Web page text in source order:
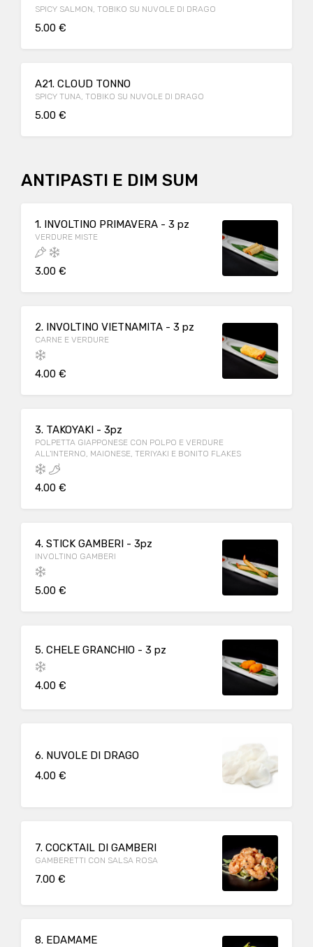
SPICY SALMON, TOBIKO SU NUVOLE DI DRAGO
5.00 €
A21. CLOUD TONNO
SPICY TUNA, TOBIKO SU NUVOLE DI DRAGO
5.00 €
ANTIPASTI E DIM SUM
1. INVOLTINO PRIMAVERA - 3 pz
VERDURE MISTE
3.00 €
2. INVOLTINO VIETNAMITA - 3 pz
CARNE E VERDURE
4.00 €
3. TAKOYAKI - 3pz
POLPETTA GIAPPONESE CON POLPO E VERDURE
ALL'INTERNO, MAIONESE, TERIYAKI E BONITO FLAKES
4.00 €
4. STICK GAMBERI - 3pz
INVOLTINO GAMBERI
5.00 €
5. CHELE GRANCHIO - 3 pz
4.00 €
6. NUVOLE DI DRAGO
4.00 €
7. COCKTAIL DI GAMBERI
GAMBERETTI CON SALSA ROSA
7.00 €
8. EDAMAME